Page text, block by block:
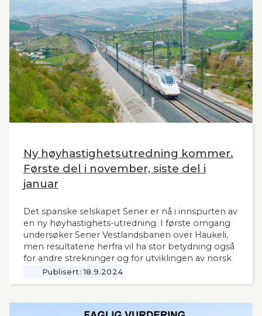
Ny høyhastighetsutredning kommer.
Første del i november, siste del i
januar
Det spanske selskapet Sener er nå i innspurten av
en ny høyhastighets-utredning. I første omgang
undersøker Sener Vestlandsbanen over Haukeli,
men resultatene herfra vil ha stor betydning også
for andre strekninger og for utviklingen av norsk
jernbane generelt. Norsk Bane, er oppdragsgiver
for utredningen.
Publisert: 18.9.2024